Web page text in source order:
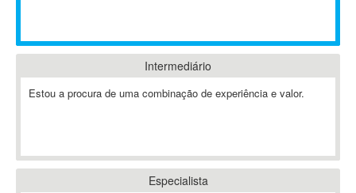
ABAP
Abaqus
ABBYY FineReader
Ableton
Intermediário
Estou a procura de uma combinação de experiência e valor.
Especialista